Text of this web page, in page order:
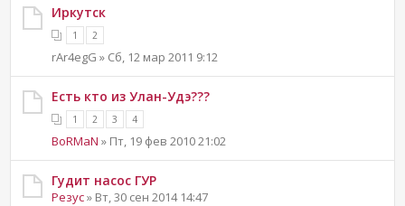
Иркутск
1 2
rAr4egG » Сб, 12 мар 2011 9:12
Есть кто из Улан-Удэ???
1 2 3 4
BoRMaN » Пт, 19 фев 2010 21:02
Гудит насос ГУР
Резус» Вт, 30 сен 2014 14:47